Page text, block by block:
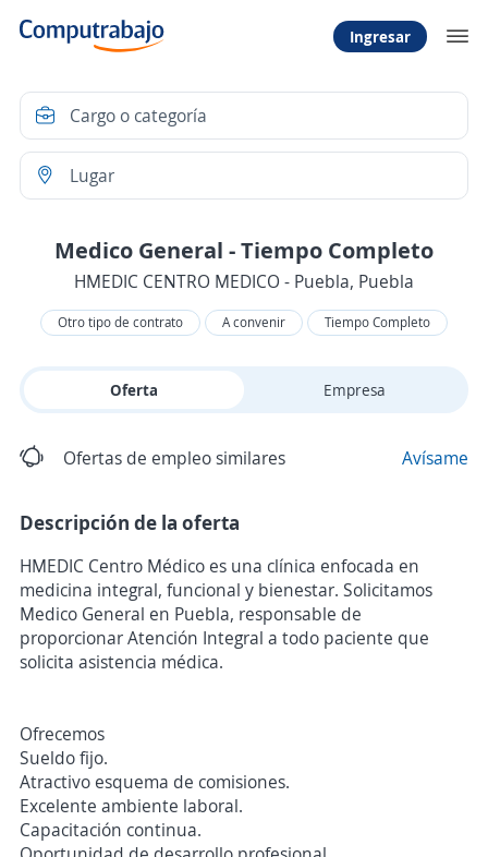
Ingresar
Medico General - Tiempo Completo
HMEDIC CENTRO MEDICO - Puebla, Puebla
Otro tipo de contrato A convenir Tiempo Completo
Oferta Empresa
Ofertas de empleo similares Avísame
Descripción de la oferta
HMEDIC Centro Médico es una clínica enfocada en
medicina integral, funcional y bienestar. Solicitamos
Medico General en Puebla, responsable de
proporcionar Atención Integral a todo paciente que
solicita asistencia médica.
Ofrecemos
Sueldo fijo.
Atractivo esquema de comisiones.
Excelente ambiente laboral.
Capacitación continua.